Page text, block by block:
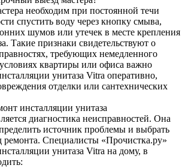
необходим при постоянной течи
спустить воду через кнопку смыва,
шумов или утечек в месте крепления
Такие признаки свидетельствуют о
требующих немедленного
квартиры или офиса важно
унитаза Vitra оперативно,
отделки или сантехнических
инсталляции унитаза
диагностика неисправностей. Она
источник проблемы и выбрать
ремонта. Специалисты «Прочистка.ру»
унитаза Vitra на дому, в